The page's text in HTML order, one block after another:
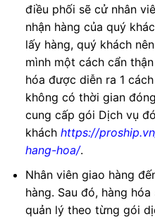
điều phối sẽ cử nhân
nhận hàng của quý
lấy hàng, quý khách
mình một cách cẩn
hóa được diễn ra 1
không có thời gian
cung cấp gói Dịch vụ
khách https://
hang-hoa/.
Nhân viên giao hàng
hàng. Sau đó, hàng
quản lý theo từng gói